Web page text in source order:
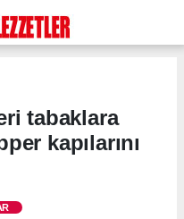
tabaklara
kapılarını